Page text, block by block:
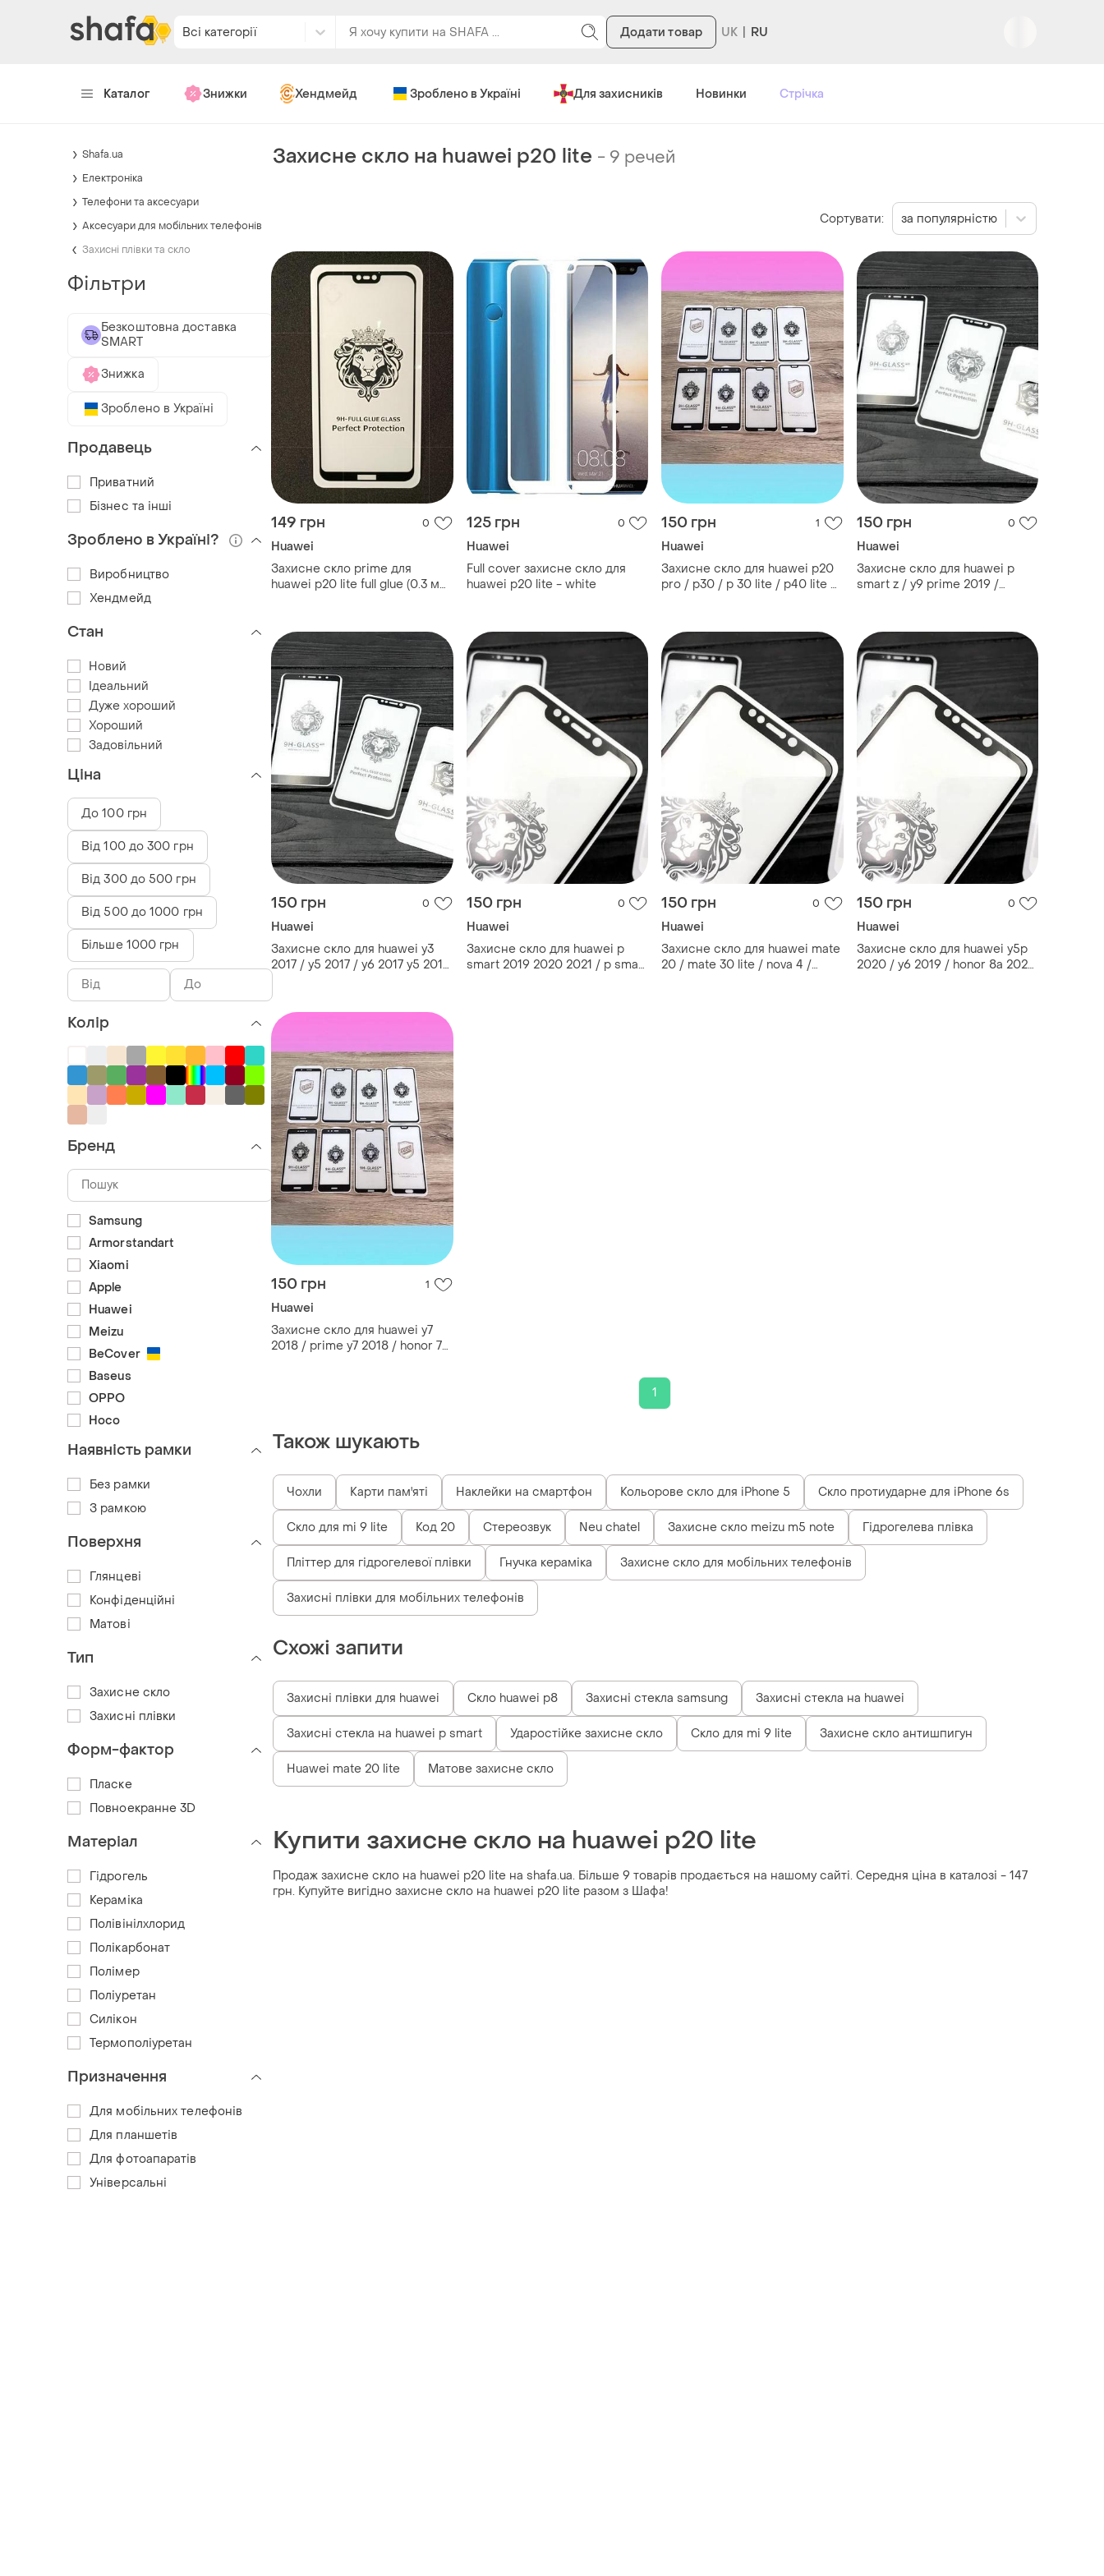
Всі категорії Додати товар RU
Каталог Знижки Хендмейд Зроблено в Україні Для захисників Новинки Стрічка
Захисне скло на huawei p20 lite - 9 речей
149 грн 0
Huawei
Захисне скло prime для
huawei p20 lite full glue (0.3 мм,
125 грн 0
Huawei
Full cover захисне скло для
huawei p20 lite - white
150 грн 1
Huawei
Захисне скло для huawei p20
pro / p30 / p 30 lite / p40 lite e
150 грн 0
Huawei
Захисне скло для huawei p
smart z / y9 prime 2019 /
150 грн 0
Huawei
Захисне скло для huawei y3
2017 / y5 2017 / y6 2017 y5 2018
/ хуавей
150 грн 0
Huawei
Захисне скло для huawei p
smart 2019 2020 2021 / p smart
150 грн 0
Huawei
Захисне скло для huawei mate
20 / mate 30 lite / nova 4 /
150 грн 0
Huawei
Захисне скло для huawei y5p
2020 / y6 2019 / honor 8a 2020
150 грн 1
Huawei
Захисне скло для huawei y7
2018 / prime y7 2018 / honor 7c
1
Також шукають
Чохли Карти пам'яті Наклейки на смартфон Кольорове скло для iPhone 5 Скло протиударне для iPhone 6s
Скло для mi 9 lite Код 20 Стереозвук Neu chatel Захисне скло meizu m5 note Гідрогелева плівка
Пліттер для гідрогелевої плівки Гнучка кераміка Захисне скло для мобільних телефонів
Захисні плівки для мобільних телефонів
Схожі запити
Захисні плівки для huawei Скло huawei p8 Захисні стекла samsung Захисні стекла на huawei
Захисні стекла на huawei p smart Ударостійке захисне скло Скло для mi 9 lite Захисне скло антишпигун
Huawei mate 20 lite Матове захисне скло
Купити захисне скло на huawei p20 lite
Продаж захисне скло на huawei p20 lite на shafa.ua. Більше 9 товарів продається на нашому сайті. Середня ціна в каталозі - 147
грн. Купуйте вигідно захисне скло на huawei p20 lite разом з Шафа!
Сортувати: за популярністю
Shafa.ua
Електроніка
Телефони та аксесуари
Аксесуари для мобільних телефонів
Захисні плівки та скло
Фільтри
Безкоштовна доставка
SMART
Знижка
Зроблено в Україні
Продавець
Приватний
Бізнес та інші
Зроблено в Україні?
Виробництво
Хендмейд
Стан
Новий
Ідеальний
Дуже хороший
Хороший
Задовільний
Ціна
До 100 грн
Від 100 до 300 грн
Від 300 до 500 грн
Від 500 до 1000 грн
Більше 1000 грн
Колір
Бренд
Samsung
Armorstandart
Xiaomi
Apple
Huawei
Meizu
BeCover
Baseus
OPPO
Hoco
Наявність рамки
Без рамки
З рамкою
Поверхня
Глянцеві
Конфіденційні
Матові
Тип
Захисне скло
Захисні плівки
Форм-фактор
Пласке
Повноекранне 3D
Матеріал
Гідрогель
Кераміка
Полівінілхлорид
Полікарбонат
Полімер
Поліуретан
Силікон
Термополіуретан
Призначення
Для мобільних телефонів
Для планшетів
Для фотоапаратів
Універсальні